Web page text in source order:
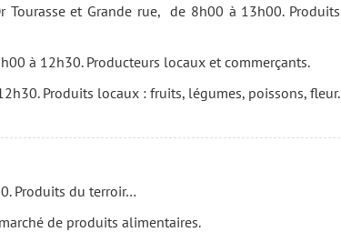
Tourasse et Grande rue, de 8h00 à 13h00. Produits
à 12h30. Producteurs locaux et commerçants.
Produits locaux : fruits, légumes, poissons, fleur.
Produits du terroir…
de produits alimentaires.